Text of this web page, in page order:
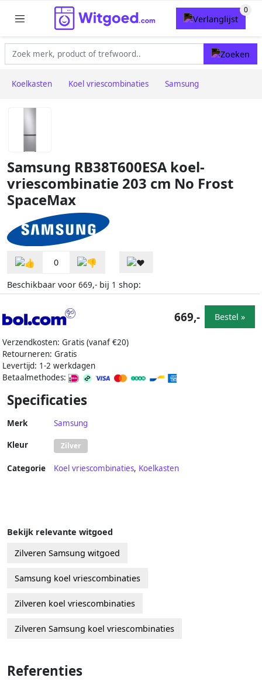
Koelkasten Koel vriescombinaties Samsung
Samsung RB38T600ESA koel-
vriescombinatie 203 cm No Frost
SpaceMax
0
Beschikbaar voor 669,- bij 1 shop:
Verzendkosten: Gratis (vanaf €20)
Retourneren: Gratis
Levertijd: 1-2 werkdagen
Betaalmethodes:
669,- Bestel »
Specificaties
Merk Samsung
Kleur Zilver
Categorie Koel vriescombinaties, Koelkasten
Bekijk relevante witgoed
Zilveren Samsung witgoed
Samsung koel vriescombinaties
Zilveren koel vriescombinaties
Zilveren Samsung koel vriescombinaties
Referenties